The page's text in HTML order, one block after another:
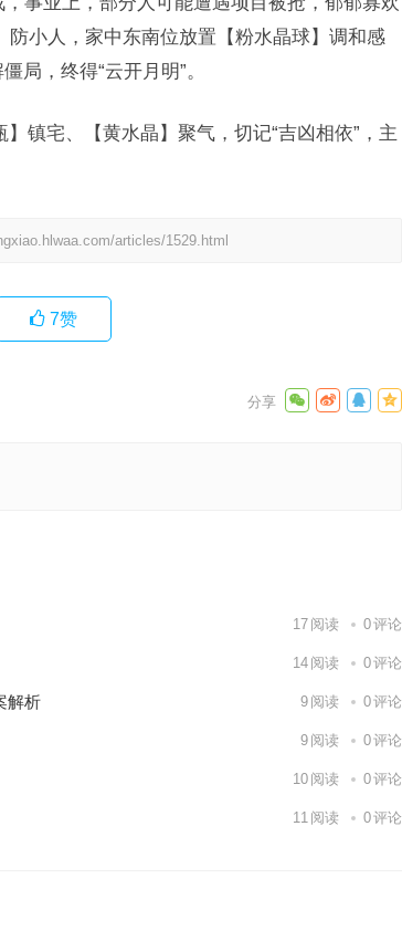
小人，家中东南位放置【粉水晶球】调和感
局，终得“云开月明”。
镇宅、【黄水晶】聚气，切记“吉凶相依”，主
articles/1529.html
7赞
17 阅读 0评论
14 阅读 0评论
解析 9 阅读 0评论
9 阅读 0评论
10 阅读 0评论
11 阅读 0评论